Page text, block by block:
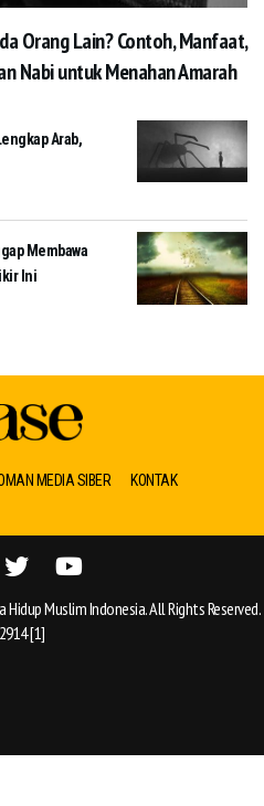
Orang Lain? Contoh, Manfaat,
Nabi untuk Menahan Amarah
Arab,
Membawa
Ini
MEDIA SIBER KONTAK
Hidup Muslim Indonesia. All Rights Reserved.
[1]